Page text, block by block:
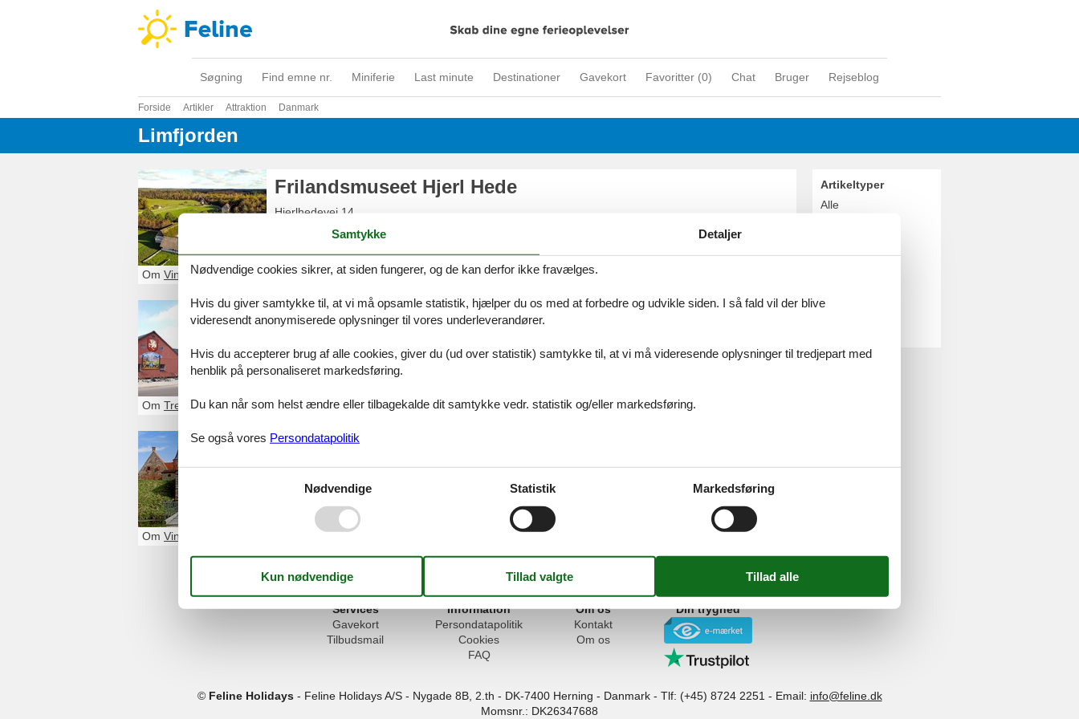
Søgning Find emne nr. Miniferie Last minute Destinationer Gavekort Favoritter (0) Chat Bruger Rejseblog
Forside Artikler Attraktion Danmark
Limfjorden
Frilandsmuseet Hjerl Hede
Hjerlhedevej 14
Vinderup
+4596115030
Om Vinderup
Dansk Nutidsmuseum
9600 Aars
9862 6688
Om Trend
Spøttrup Middelalderborg
Spøttrup
97 56 16 06
Om Vinderup
Artikeltyper
Alle
Limfjorden
Services
Gavekort
Tilbudsmail
Information
Persondatapolitik
Cookies
FAQ
Om os
Kontakt
Om os
Din tryghed
© Feline Holidays- Feline Holidays A/S- Nygade 8B, 2.th - DK-7400 Herning - Danmark - Tlf: (+45) 8724 2251 - Email: info@feline.dk
Momsnr.: DK26347688
Samtykke Detaljer
Nødvendige cookies sikrer, at siden fungerer, og de kan derfor ikke fravælges.
Hvis du giver samtykke til, at vi må opsamle statistik, hjælper du os med at forbedre og udvikle siden. I så fald vil der blive
videresendt anonymiserede oplysninger til vores underleverandører.
Hvis du accepterer brug af alle cookies, giver du (ud over statistik) samtykke til, at vi må videresende oplysninger til tredjepart med
henblik på personaliseret markedsføring.
Du kan når som helst ændre eller tilbagekalde dit samtykke vedr. statistik og/eller markedsføring.
Se også vores Persondatapolitik
Nødvendige Statistik Markedsføring